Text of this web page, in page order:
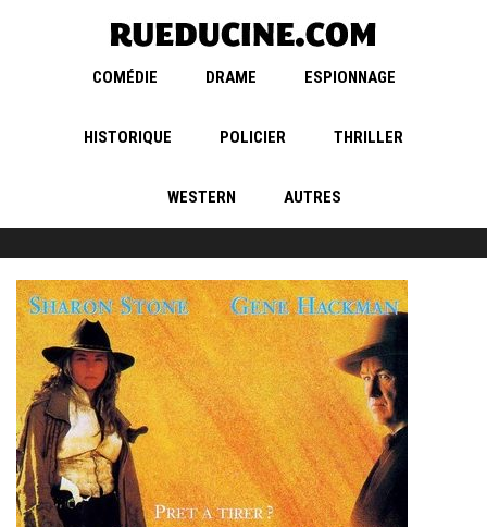
COMÉDIE DRAME ESPIONNAGE
HISTORIQUE POLICIER THRILLER
WESTERN AUTRES